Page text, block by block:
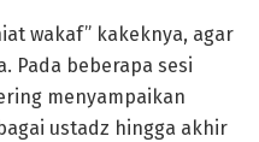
wakaf” kakeknya, agar
Pada beberapa sesi
menyampaikan
ustadz hingga akhir